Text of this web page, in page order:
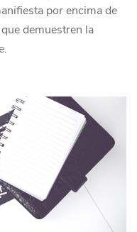
por encima de
demuestren la